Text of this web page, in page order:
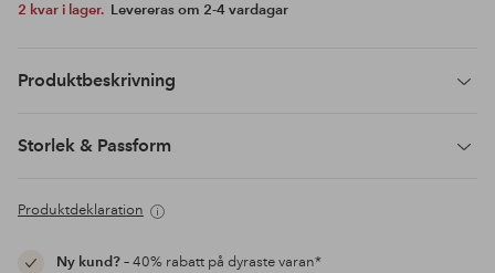
2 kvar i lager. Levereras om 2-4 vardagar
Produktbeskrivning
Storlek & Passform
Produktdeklaration
Ny kund?– 40% rabatt på dyraste varan*